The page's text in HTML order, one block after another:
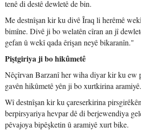
tenê di destê dewletê de bin.
Me destnîşan kir ku divê Îraq li herêmê
bimîne. Divê ji bo welatên cîran an jî
gefan û wekî qada êrişan neyê bikaranîn."
Piştgiriya ji bo hikûmetê
Nêçîrvan Barzanî her wiha diyar kir ku ew
gavên hikûmetê yên ji bo xurtkirina aramiyê.
Wî destnîşan kir ku çareserkirina
berpirsyariya hevpar dê di berjewendiya
pêvajoya bipêşketin û aramiyê xurt bike.